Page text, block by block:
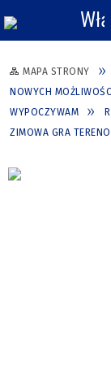
MAPA STRONY
NOWYCH
WYPOCZYWAM
ZIMOWA GRA